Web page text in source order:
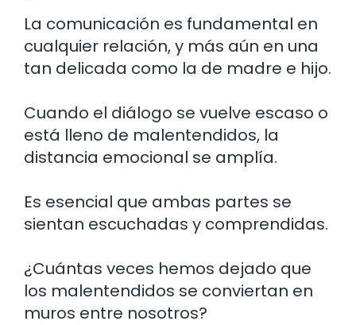
La comunicación es fundamental en
cualquier relación, y más aún en una
tan delicada como la de madre e hijo.
Cuando el diálogo se vuelve escaso o
está lleno de malentendidos, la
distancia emocional se amplía.
Es esencial que ambas partes se
sientan escuchadas y comprendidas.
¿Cuántas veces hemos dejado que
los malentendidos se conviertan en
muros entre nosotros?